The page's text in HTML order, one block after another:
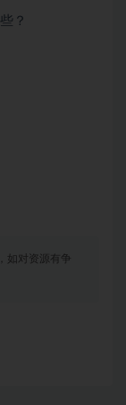
？
如对资源有争